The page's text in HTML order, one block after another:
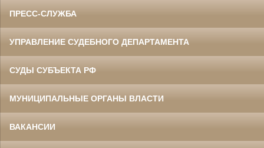
ПРЕСС-СЛУЖБА
УПРАВЛЕНИЕ СУДЕБНОГО ДЕПАРТАМЕНТА
СУДЫ СУБЪЕКТА РФ
МУНИЦИПАЛЬНЫЕ ОРГАНЫ ВЛАСТИ
ВАКАНСИИ